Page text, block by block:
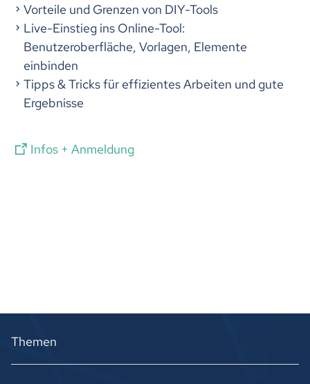
Vorteile und Grenzen von DIY-Tools
Live-Einstieg ins Online-Tool:
Benutzeroberfläche, Vorlagen, Elemente
einbinden
Tipps & Tricks für effizientes Arbeiten und gute
Ergebnisse
Infos + Anmeldung
Themen